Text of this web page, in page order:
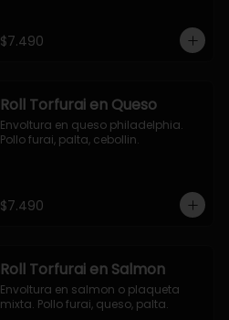
$7.490
Roll Torfurai en Queso
Envoltura en queso philadelphia.
Pollo furai, palta, cebollin.
$7.490
Roll Torfurai en Salmon
Envoltura en salmon o plaqueta
mixta. Pollo furai, queso, palta.